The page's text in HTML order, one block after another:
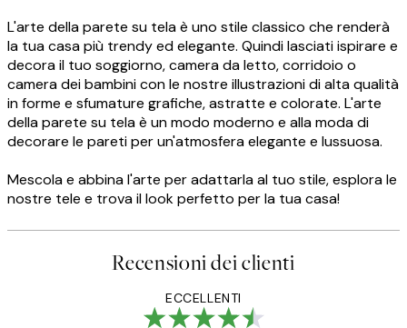
L'arte della parete su tela è uno stile classico che renderà
la tua casa più trendy ed elegante. Quindi lasciati ispirare e
decora il tuo soggiorno, camera da letto, corridoio o
camera dei bambini con le nostre illustrazioni di alta qualità
in forme e sfumature grafiche, astratte e colorate. L'arte
della parete su tela è un modo moderno e alla moda di
decorare le pareti per un'atmosfera elegante e lussuosa.
Mescola e abbina l'arte per adattarla al tuo stile, esplora le
nostre tele e trova il look perfetto per la tua casa!
Recensioni dei clienti
ECCELLENTI